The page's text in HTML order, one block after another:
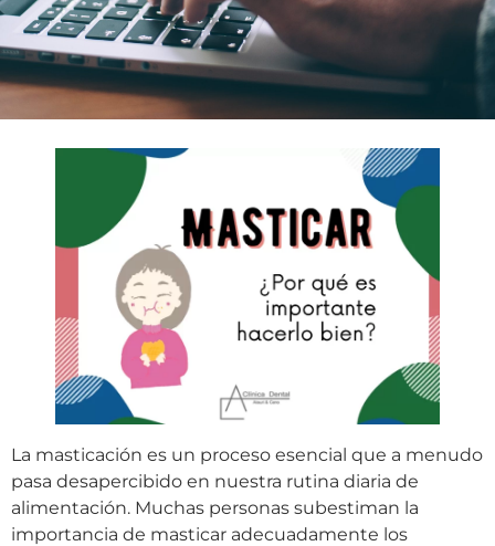
La masticación es un proceso esencial que a menudo
pasa desapercibido en nuestra rutina diaria de
alimentación. Muchas personas subestiman la
importancia de masticar adecuadamente los